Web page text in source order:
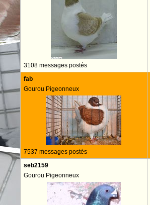
3108 messages postés
fab
Gourou Pigeonneux
7537 messages postés
seb2159
Gourou Pigeonneux